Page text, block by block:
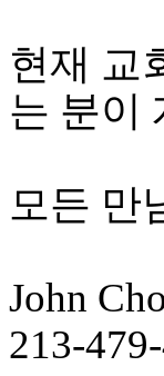
프
릴
리
지
발
기
치
료
약
임
현재 교
는 분이
모든 만
John
213-